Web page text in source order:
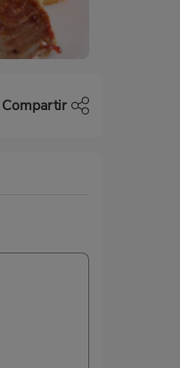
Compartir